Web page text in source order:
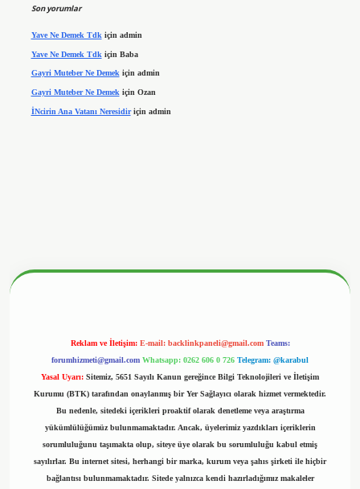
Son yorumlar
Yave Ne Demek Tdk için admin
Yave Ne Demek Tdk için Baba
Gayri Muteber Ne Demekiçin admin
Gayri Muteber Ne Demek için Ozan
İNcirin Ana Vatanı Neresidiriçin admin
Reklam ve İletişim: E-mail: backlinkpaneli@gmail.com Teams:
forumhizmeti@gmail.com Whatsapp: 0262 606 0 726 Telegram: @karabul
Yasal Uyarı: Sitemiz, 5651 Sayılı Kanun gereğince Bilgi Teknolojileri ve İletişim
Kurumu (BTK) tarafından onaylanmış bir Yer Sağlayıcı olarak hizmet vermektedir.
Bu nedenle, sitedeki içerikleri proaktif olarak denetleme veya araştırma
yükümlülüğümüz bulunmamaktadır. Ancak, üyelerimiz yazdıkları içeriklerin
sorumluluğunu taşımakta olup, siteye üye olarak bu sorumluluğu kabul etmiş
sayılırlar. Bu internet sitesi, herhangi bir marka, kurum veya şahıs şirketi ile hiçbir
bağlantısı bulunmamaktadır. Sitede yalnızca kendi hazırladığımız makaleler